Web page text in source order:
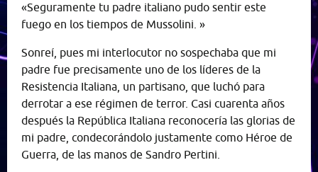
«Seguramente tu padre italiano pudo sentir este
fuego en los tiempos de Mussolini. »
Sonreí, pues mi interlocutor no sospechaba que mi
padre fue precisamente uno de los líderes de la
Resistencia Italiana, un partisano, que luchó para
derrotar a ese régimen de terror. Casi cuarenta años
después la República Italiana reconocería las glorias de
mi padre, condecorándolo justamente como Héroe de
Guerra, de las manos de Sandro Pertini.